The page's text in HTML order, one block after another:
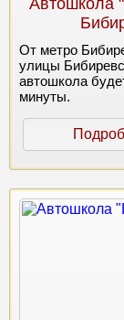
Автошкола
От метро
улицы
автошкола
минуты.